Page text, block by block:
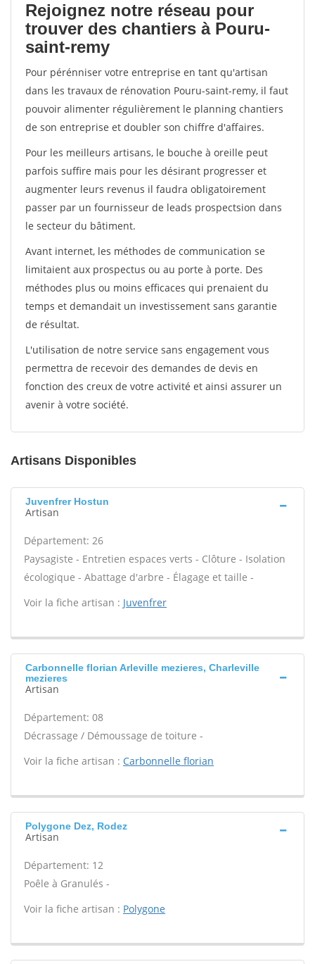
Rejoignez notre réseau pour
trouver des chantiers à Pouru-
saint-remy
Pour pérénniser votre entreprise en tant qu'artisan
dans les travaux de rénovation Pouru-saint-remy, il faut
pouvoir alimenter régulièrement le planning chantiers
de son entreprise et doubler son chiffre d'affaires.
Pour les meilleurs artisans, le bouche à oreille peut
parfois suffire mais pour les désirant progresser et
augmenter leurs revenus il faudra obligatoirement
passer par un fournisseur de leads prospectsion dans
le secteur du bâtiment.
Avant internet, les méthodes de communication se
limitaient aux prospectus ou au porte à porte. Des
méthodes plus ou moins efficaces qui prenaient du
temps et demandait un investissement sans garantie
de résultat.
L'utilisation de notre service sans engagement vous
permettra de recevoir des demandes de devis en
fonction des creux de votre activité et ainsi assurer un
avenir à votre société.
Artisans Disponibles
Juvenfrer Hostun
Artisan
Département: 26
Paysagiste - Entretien espaces verts - Clôture - Isolation
écologique - Abattage d'arbre - Élagage et taille -
Voir la fiche artisan : Juvenfrer
Carbonnelle florian Arleville mezieres, Charleville
mezieres
Artisan
Département: 08
Décrassage / Démoussage de toiture -
Voir la fiche artisan : Carbonnelle florian
Polygone Dez, Rodez
Artisan
Département: 12
Poêle à Granulés -
Voir la fiche artisan : Polygone